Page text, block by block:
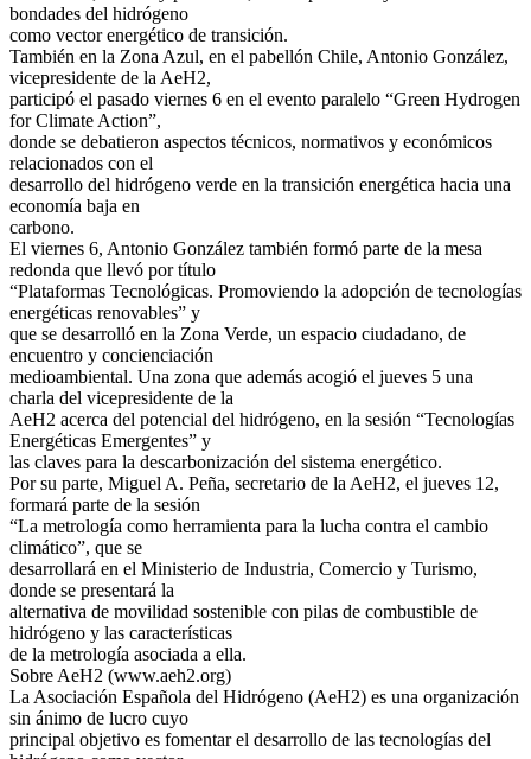
bondades del hidrógeno
como vector energético de transición.
También en la Zona Azul, en el pabellón Chile, Antonio González,
vicepresidente de la AeH2,
participó el pasado viernes 6 en el evento paralelo “Green Hydrogen
for Climate Action”,
donde se debatieron aspectos técnicos, normativos y económicos
relacionados con el
desarrollo del hidrógeno verde en la transición energética hacia una
economía baja en
carbono.
El viernes 6, Antonio González también formó parte de la mesa
redonda que llevó por título
“Plataformas Tecnológicas. Promoviendo la adopción de tecnologías
energéticas renovables” y
que se desarrolló en la Zona Verde, un espacio ciudadano, de
encuentro y concienciación
medioambiental. Una zona que además acogió el jueves 5 una
charla del vicepresidente de la
AeH2 acerca del potencial del hidrógeno, en la sesión “Tecnologías
Energéticas Emergentes” y
las claves para la descarbonización del sistema energético.
Por su parte, Miguel A. Peña, secretario de la AeH2, el jueves 12,
formará parte de la sesión
“La metrología como herramienta para la lucha contra el cambio
climático”, que se
desarrollará en el Ministerio de Industria, Comercio y Turismo,
donde se presentará la
alternativa de movilidad sostenible con pilas de combustible de
hidrógeno y las características
de la metrología asociada a ella.
Sobre AeH2 (www.aeh2.org)
La Asociación Española del Hidrógeno (AeH2) es una organización
sin ánimo de lucro cuyo
principal objetivo es fomentar el desarrollo de las tecnologías del